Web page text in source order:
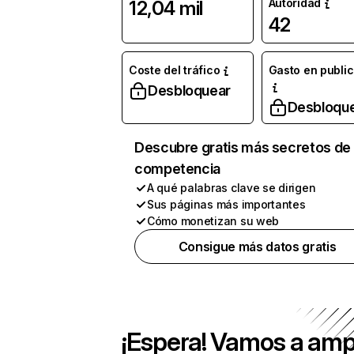
12,04 mil Autoridad
42
Coste del tráfico
Desbloquear
Gasto en
Descubre gratis más secretos de
competencia
A qué palabras clave se dirigen
Sus páginas más importantes
Cómo monetizan su web
Consigue más datos gratis
¡Espera! Vamos a